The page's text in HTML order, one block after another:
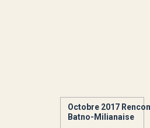
Octobre 2017
Batno-Milianaise